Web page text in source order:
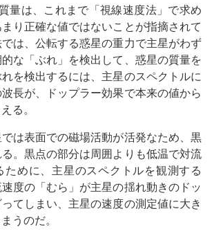
量は、これまで「視線速度法」で求め
り正確な値ではないことが指摘されて
は、公転する惑星の重力で主星がわず
な「ぶれ」を検出して、惑星の質量を
を検出するには、主星のスペクトルに
長が、ドップラー効果で本来の値から
る。
は表面での磁場活動が活発なため、黒
。黒点の部分は周囲よりも低温で対流
ために、主星のスペクトルを観測する
度の「むら」が主星の揺れ動きのドッ
てしまい、主星の速度の測定値に大き
うのだ。